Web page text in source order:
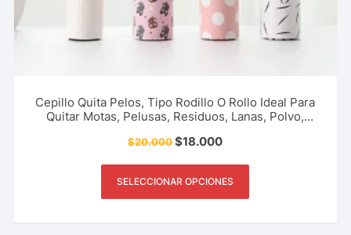
Cepillo Quita Pelos, Tipo Rodillo O Rollo Ideal Para
Quitar Motas, Pelusas, Residuos, Lanas, Polvo,
$20.000$18.000
SELECCIONAR OPCIONES